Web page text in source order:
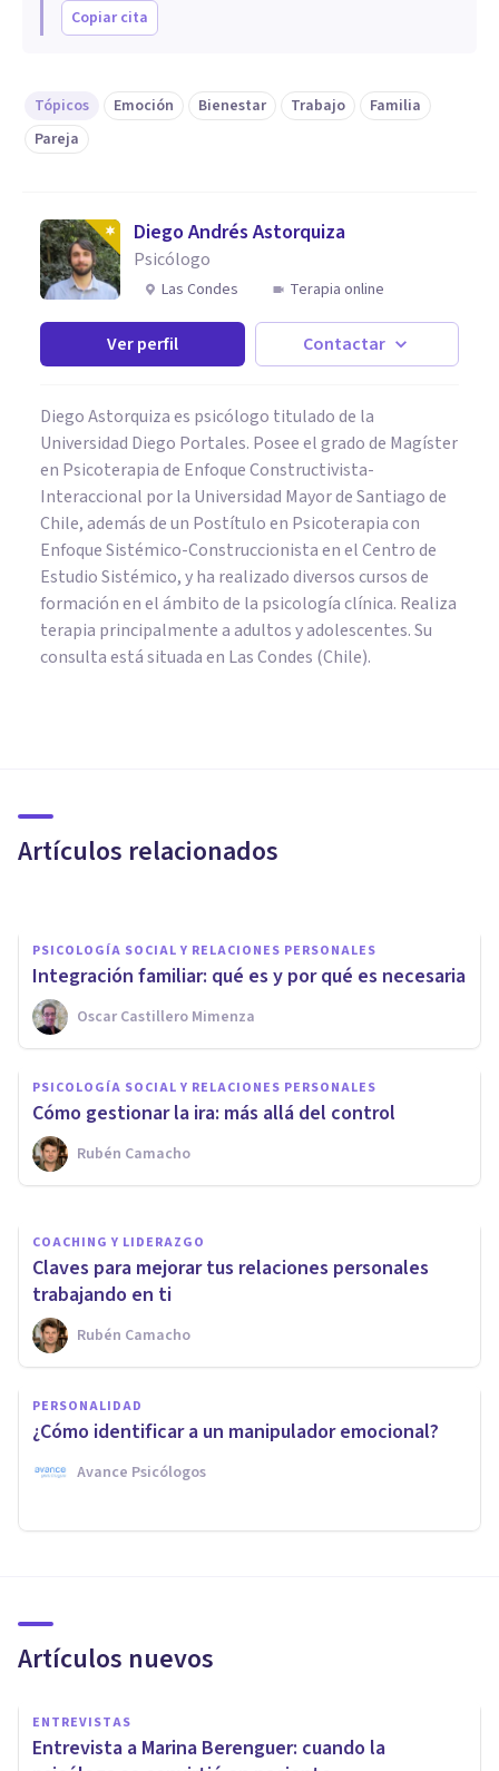
Copiar cita
Tópicos Emoción Bienestar Trabajo
Familia
Pareja
Diego Andrés Astorquiza
Psicólogo
Las Condes Terapia online
Ver perfil Contactar
Diego Astorquiza es psicólogo titulado de la
Universidad Diego Portales. Posee el grado de Magíster
en Psicoterapia de Enfoque Constructivista-
Interaccional por la Universidad Mayor de Santiago de
Chile, además de un Postítulo en Psicoterapia con
Enfoque Sistémico-Construccionista en el Centro de
Estudio Sistémico, y ha realizado diversos cursos de
formación en el ámbito de la psicología clínica. Realiza
terapia principalmente a adultos y adolescentes. Su
consulta está situada en Las Condes (Chile).
Artículos relacionados
¿debemos controlarlos?
PSICOLOGÍA SOCIAL Y RELACIONES PERSONALES
Integración familiar: qué es y por qué es necesaria
Oscar Castillero Mimenza
PSICOLOGÍA SOCIAL Y RELACIONES PERSONALES
Cómo gestionar la ira: más allá del control
Rubén Camacho
Cómo ser buen cuidador
cuidándose a uno mismo
Paz Holguín
COACHING Y LIDERAZGO
Claves para mejorar tus relaciones personales
trabajando en ti
Rubén Camacho
PERSONALIDAD
¿Cómo identificar a un manipulador emocional?
Avance Psicólogos
Artículos nuevos
ENTREVISTAS
Entrevista a Marina Berenguer: cuando la